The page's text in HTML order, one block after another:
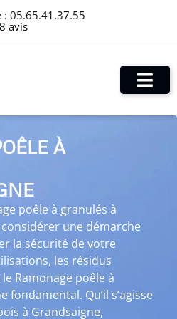
: 05.65.41.37.55
avis
À
poêle à granulés à
une démarche
la sécurité de votre
les résidus
Ramonage poêle à
fondamental. Qu’il s’agisse
à Grandsaigne,